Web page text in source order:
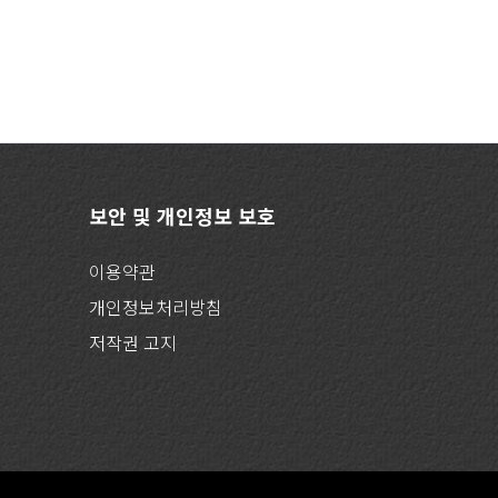
보안 및 개인정보 보호
이용약관
개인정보처리방침
저작권 고지